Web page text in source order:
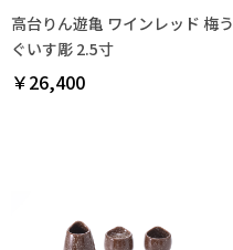
高台りん遊亀 ワインレッド 梅う
ぐいす彫 2.5寸
￥26,400